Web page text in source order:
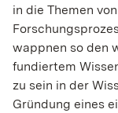
in die Themen
wappnen so den
fundiertem
zu sein in der
Gründung eines